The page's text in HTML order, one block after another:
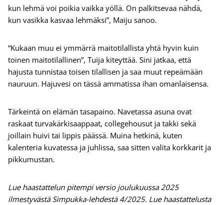
kun lehmä voi poikia vaikka yöllä. On palkitsevaa nähdä,
kun vasikka kasvaa lehmäksi”, Maiju sanoo.
“Kukaan muu ei ymmärrä maitotilallista yhtä hyvin kuin
toinen maitotilallinen”, Tuija kiteyttää. Sini jatkaa, että
hajusta tunnistaa toisen tilallisen ja saa muut repeämään
nauruun. Hajuvesi on tässä ammatissa ihan omanlaisensa.
Tärkeintä on elämän tasapaino. Navetassa asuna ovat
raskaat turvakärkisaappaat, collegehousut ja takki sekä
joillain huivi tai lippis päässä. Muina hetkinä, kuten
kalenteria kuvatessa ja juhlissa, saa sitten valita korkkarit ja
pikkumustan.
Lue haastattelun pitempi versio joulukuussa 2025
ilmestyvästä Simpukka-lehdestä 4/2025. Lue haastattelusta